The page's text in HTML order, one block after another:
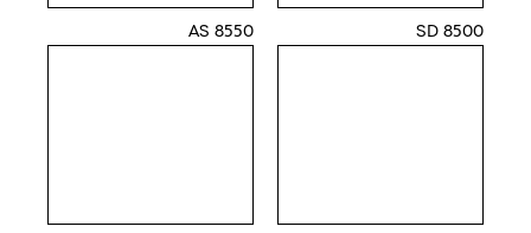
8500 SD
8550 AS